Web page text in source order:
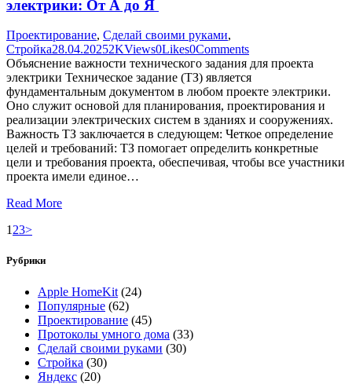
электрики: От А до Я
Проектирование, Сделай своими руками,
Стройка28.04.20252KViews0Likes0Comments
Объяснение важности технического задания для проекта
электрики Техническое задание (ТЗ) является
фундаментальным документом в любом проекте электрики.
Оно служит основой для планирования, проектирования и
реализации электрических систем в зданиях и сооружениях.
Важность ТЗ заключается в следующем: Четкое определение
целей и требований: ТЗ помогает определить конкретные
цели и требования проекта, обеспечивая, чтобы все участники
проекта имели единое…
Read More
Пагинация
записей
Page
1 Page
2Page
3>
Рубрики
Apple HomeKit (24)
Популярные (62)
Проектирование (45)
Протоколы умного дома (33)
Сделай своими руками (30)
Стройка (30)
Яндекс (20)